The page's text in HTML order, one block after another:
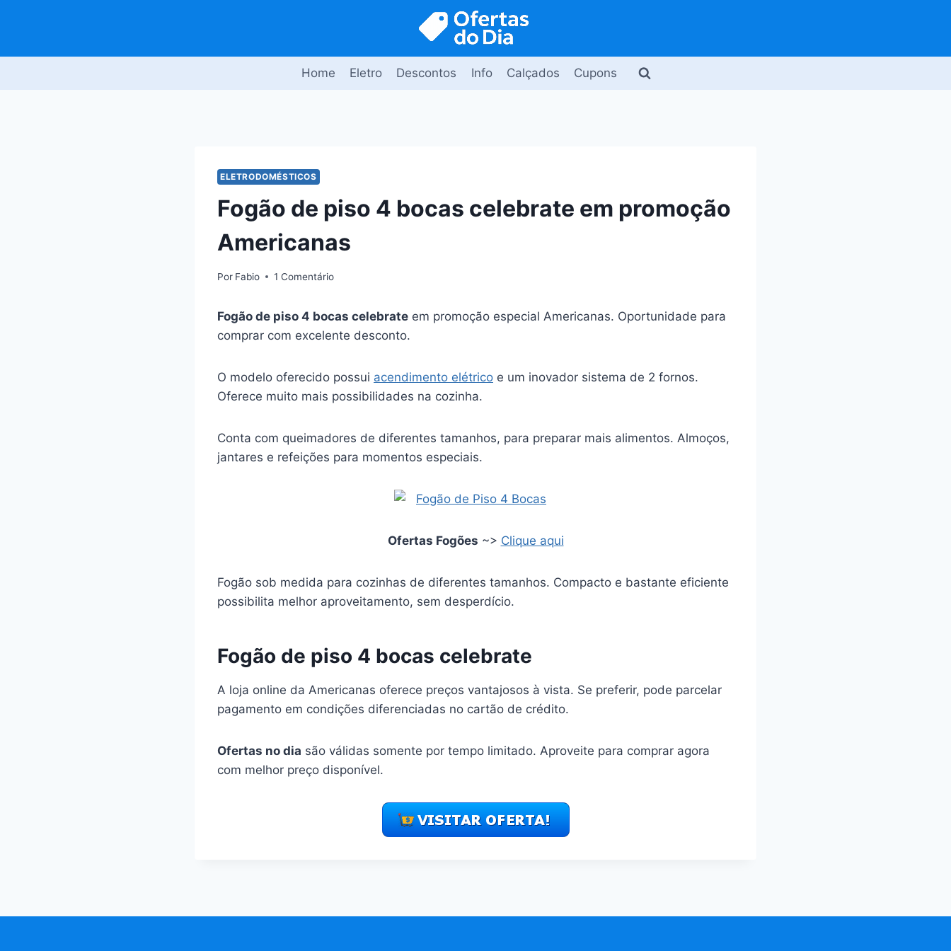
Home Eletro Descontos Info Calçados Cupons
ELETRODOMÉSTICOS
Fogão de piso 4 bocas celebrate em promoção
Americanas
Por Fabio 1 Comentário
Fogão de piso 4 bocas celebrate em promoção especial Americanas. Oportunidade para
comprar com excelente desconto.
O modelo oferecido possui acendimento elétrico e um inovador sistema de 2 fornos.
Oferece muito mais possibilidades na cozinha.
Conta com queimadores de diferentes tamanhos, para preparar mais alimentos. Almoços,
jantares e refeições para momentos especiais.
Ofertas Fogões ~> Clique aqui
Fogão sob medida para cozinhas de diferentes tamanhos. Compacto e bastante eficiente
possibilita melhor aproveitamento, sem desperdício.
Fogão de piso 4 bocas celebrate
A loja online da Americanas oferece preços vantajosos à vista. Se preferir, pode parcelar
pagamento em condições diferenciadas no cartão de crédito.
Ofertas no dia são válidas somente por tempo limitado. Aproveite para comprar agora
com melhor preço disponível.